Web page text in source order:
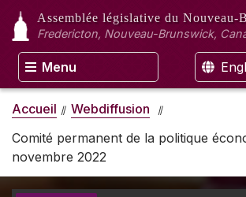
Assemblée législative du Nouveau-
Fredericton, Nouveau-Brunswick,
Menu
Accueil
Webdiffusion
Comité permanent de la politique
novembre 2022